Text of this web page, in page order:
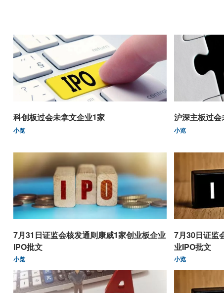
科创板过会未拿文企业1家
小览
沪深主板过
小览
7月31日证监会核发通则康威1家创业板企业
IPO批文
小览
7月30日证监
业IPO批文
小览